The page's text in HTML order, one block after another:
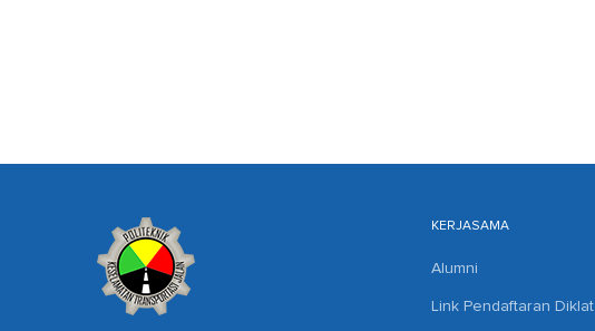
KERJASAMA
Alumni
Link Pendaftaran Diklat